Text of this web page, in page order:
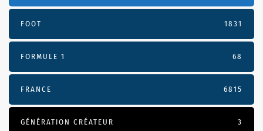
FOOT 1831
FORMULE 1 68
FRANCE 6815
GÉNÉRATION CRÉATEUR 3